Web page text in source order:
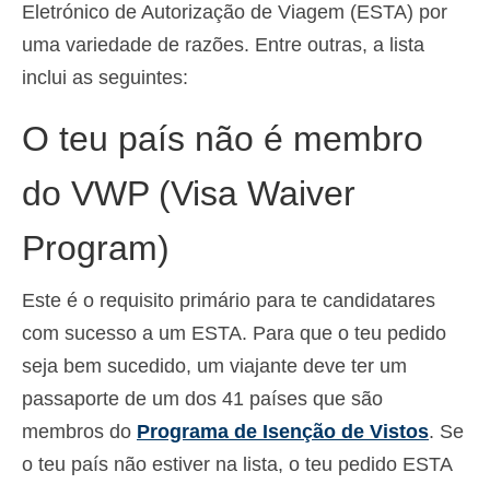
Eesti(Estoniano)
Suomi(Finlandês
Deutsch( Alemão)
Ελληνικά (Grego
עברית(
Italiano
日本語(Japonês)
Norsk bokmål(Norueguês)
Eletrónico de Autorização de Viagem (ESTA) por
uma variedade de razões. Entre outras, a lista
inclui as seguintes:
O teu país não é membro
do VWP (Visa Waiver
Program)
Este é o requisito primário para te candidatares
com sucesso a um ESTA. Para que o teu pedido
seja bem sucedido, um viajante deve ter um
passaporte de um dos 41 países que são
membros do Programa de Isenção de Vistos. Se
o teu país não estiver na lista, o teu pedido ESTA